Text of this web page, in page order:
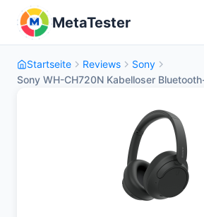
MetaTester
Startseite Reviews
Sony
Sony WH-CH720N Kabelloser